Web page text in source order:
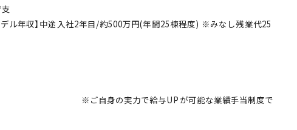
円(年間25棟程度) ※みなし残業代25
ついて
可能な業績手当制度で